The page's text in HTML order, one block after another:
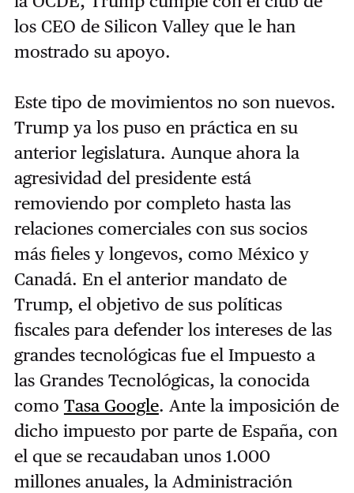
los CEO de Silicon Valley que le han
mostrado su apoyo.
Este tipo de movimientos no son nuevos.
Trump ya los puso en práctica en su
anterior legislatura. Aunque ahora la
agresividad del presidente está
removiendo por completo hasta las
relaciones comerciales con sus socios
más fieles y longevos, como México y
Canadá. En el anterior mandato de
Trump, el objetivo de sus políticas
fiscales para defender los intereses de las
grandes tecnológicas fue el Impuesto a
las Grandes Tecnológicas, la conocida
como Tasa Google. Ante la imposición de
dicho impuesto por parte de España, con
el que se recaudaban unos 1.000
millones anuales, la Administración